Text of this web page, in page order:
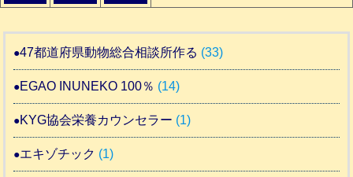
47都道府県動物総合相談所作る (33)
EGAO INUNEKO 100％ (14)
KYG協会栄養カウンセラー (1)
エキゾチック (1)